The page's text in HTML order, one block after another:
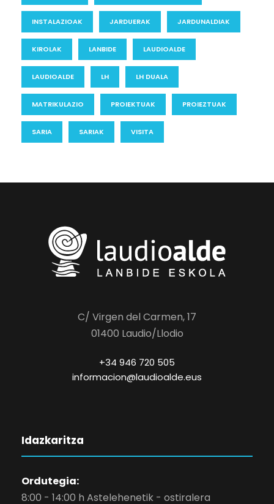
INSTALAZIOAK JARDUERAK JARDUNALDIAK
KIROLAK LANBIDE LAUDIOALDE
LAUDIOALDE LH LH DUALA
MATRIKULAZIO PROIEKTUAK PROIEZTUAK
SARIA SARIAK VISITA
C/ Virgen del Carmen, 17
01400 Laudio/Llodio
+34 946 720 505
informacion@laudioalde.eus
Idazkaritza
Ordutegia:
8:00 - 14:00 h Astelehenetik - ostiralera